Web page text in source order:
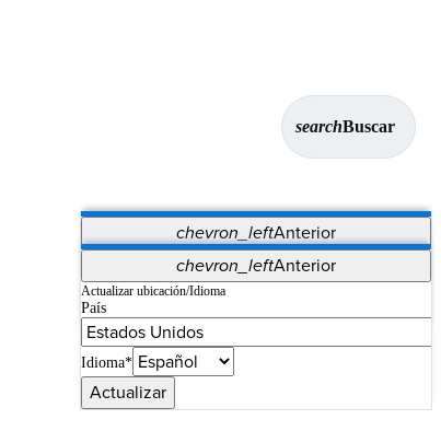
searchBuscar
chevron_leftAnterior
Vet Systems OrthoPedia Patient
Supplier Portal
Synergy Imaging & Resection
chevron_leftAnterior
Actualizar ubicación/Idioma
País
Idioma*
Actualizar